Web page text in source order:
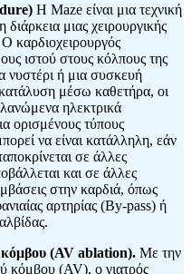
Η Maze είναι μια τεχνική
μιας χειρουργικής
καρδιοχειρουργός
ιστού στους κόλπους της
νυστέρι ή μια συσκευή
μέσω καθετήρα, οι
ηλεκτρικά
ορισμένους τύπους
να είναι κατάλληλη, εάν
σε άλλες
και σε άλλες
στην καρδιά, όπως
αρτηρίας (By-pass) ή
(AV ablation). Με την
κόμβου (AV), ο γιατρός